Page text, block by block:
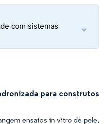
com sistemas
para construtos
ensaios in vitro de pele,